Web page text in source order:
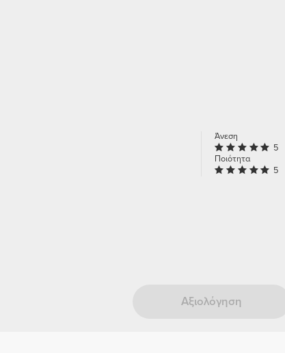
Άνεση
5
Ποιότητα
5
Αξιολόγηση